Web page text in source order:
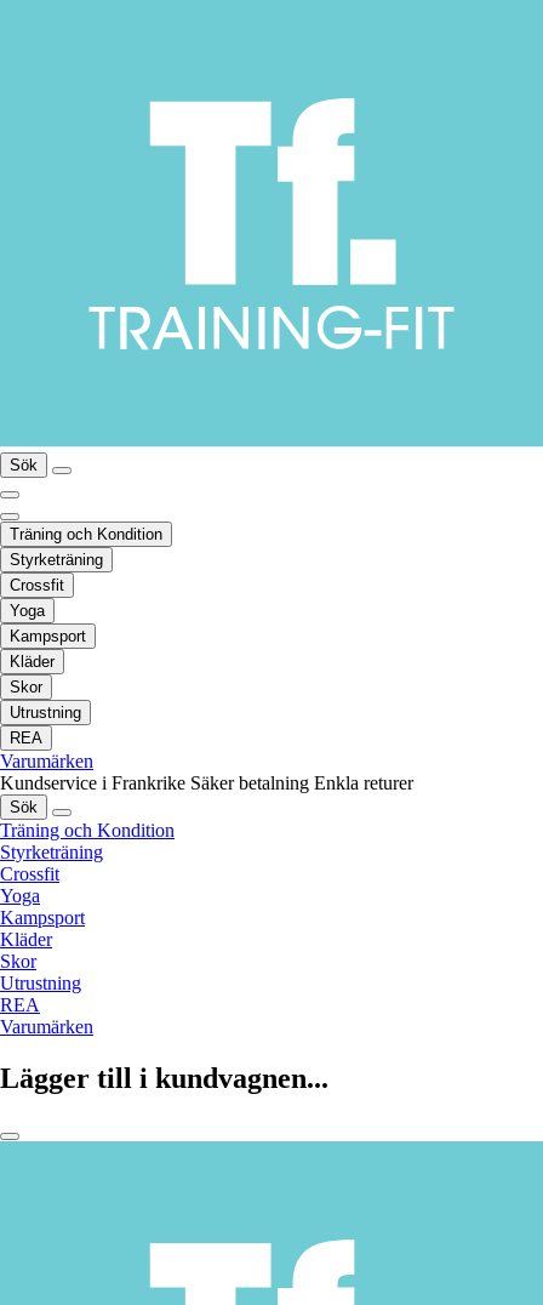
Sök
Träning och Kondition
Styrketräning
Crossfit
Yoga
Kampsport
Kläder
Skor
Utrustning
REA
Varumärken
Kundservice i Frankrike Säker betalning Enkla returer
Sök
Träning och Kondition
Styrketräning
Crossfit
Yoga
Kampsport
Kläder
Skor
Utrustning
REA
Varumärken
Lägger till i kundvagnen...